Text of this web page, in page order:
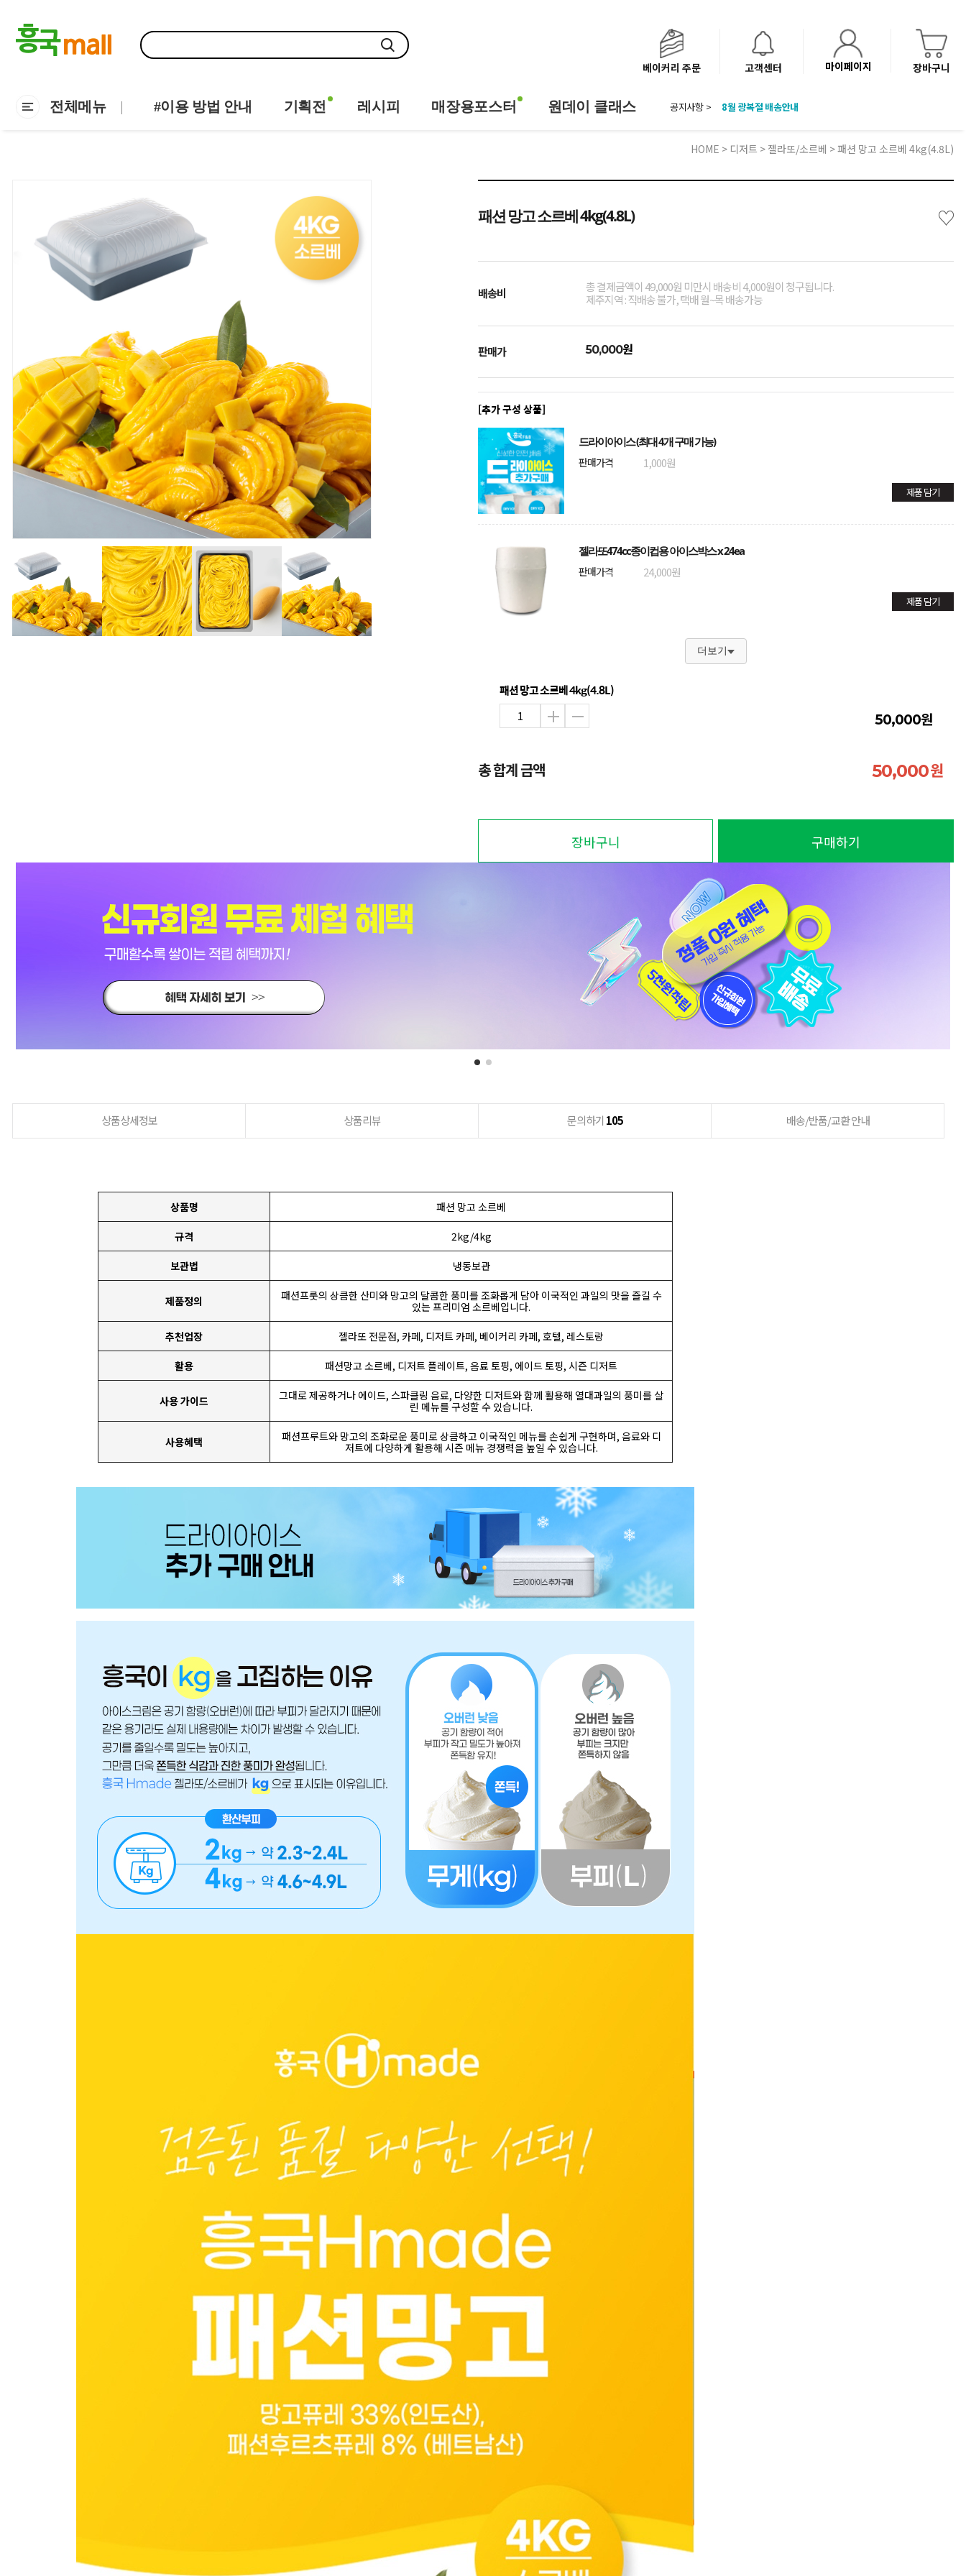
베이커리 주문 고객센터 마이페이지 장바구니
전체메뉴 #이용 방법 안내 기획전 레시피 매장용포스터 원데이 클래스 공지사항 >
8월 광복절 배송안내
HOME > 디저트 > 젤라또/소르베 > 패션 망고 소르베 4kg(4.8L)
패션 망고 소르베 4kg(4.8L) ♡
배송비
총 결제금액이 49,000원 미만시 배송비 4,000원이 청구됩니다.
제주지역 : 직배송 불가, 택배 월~목 배송가능
판매가 50,000원
[추가 구성 상품]
드라이아이스 (최대 4개 구매 가능)
판매가격
1,000원
제품 담기
젤라또474cc종이컵용 아이스박스 x 24ea
판매가격
24,000원
제품 담기
더보기
패션 망고 소르베 4kg(4.8L)
50,000원
총 합계 금액 50,000원
장바구니 구매하기
상품상세정보 상품리뷰 문의하기 105 배송/반품/교환 안내
상품명 패션 망고 소르베
규격 2kg/4kg
보관법 냉동보관
제품정의
패션프룻의 상큼한 산미와 망고의 달콤한 풍미를 조화롭게 담아 이국적인 과일의 맛을 즐길 수
있는 프리미엄 소르베입니다.
추천업장 젤라또 전문점, 카페, 디저트 카페, 베이커리 카페, 호텔, 레스토랑
활용 패션망고 소르베, 디저트 플레이트, 음료 토핑, 에이드 토핑, 시즌 디저트
사용 가이드
그대로 제공하거나 에이드, 스파클링 음료, 다양한 디저트와 함께 활용해 열대과일의 풍미를 살
린 메뉴를 구성할 수 있습니다.
사용혜택
패션프루트와 망고의 조화로운 풍미로 상큼하고 이국적인 메뉴를 손쉽게 구현하며, 음료와 디
저트에 다양하게 활용해 시즌 메뉴 경쟁력을 높일 수 있습니다.